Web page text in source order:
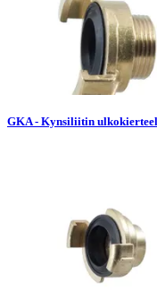
GKA - Kynsiliitin